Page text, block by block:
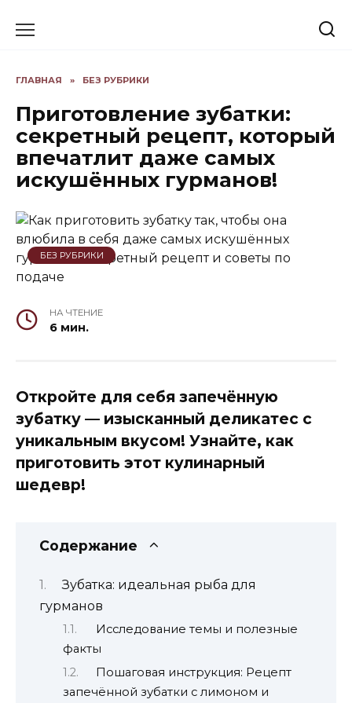
ГЛАВНАЯ » БЕЗ РУБРИКИ
Приготовление зубатки:
секретный рецепт, который
впечатлит даже самых
искушённых гурманов!
БЕЗ РУБРИКИ
НА ЧТЕНИЕ
6 мин.
Откройте для себя запечённую
зубатку — изысканный деликатес с
уникальным вкусом! Узнайте, как
приготовить этот кулинарный
шедевр!
Содержание
Зубатка: идеальная рыба для
гурманов
Исследование темы и полезные
факты
Пошаговая инструкция: Рецепт
запечённой зубатки с лимоном и